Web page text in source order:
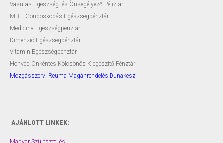
Vasutas Egészség- és Önsegélyező Pénztár
MBH Gondoskodás Egészségpénztár
Medicina Egészségpénztár
Dimenzió Egészségpénztár
Vitamin Egészségpénztár
Honvéd Önkéntes Kölcsönös Kiegészítő Pénztár
Mozgásszervi Reuma Magánrendelés Dunakeszi
AJÁNLOTT LINKEK:
Magyar Szülészeti és